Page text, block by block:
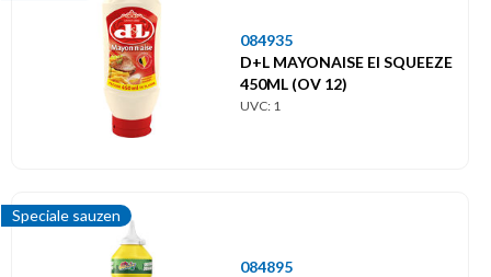
084935
D+L MAYONAISE EI SQUEEZE
450ML (OV 12)
UVC: 1
Speciale sauzen
084895